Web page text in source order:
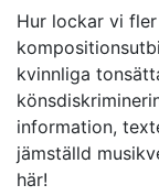
Hur lockar vi
kvinnliga
information,
jämställd
här!